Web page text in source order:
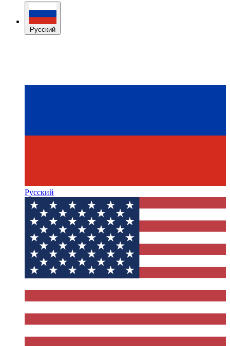
Русский
Русский